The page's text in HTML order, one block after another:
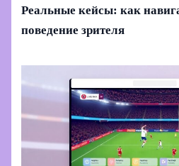
Реальные кейсы: как
поведение зрителя